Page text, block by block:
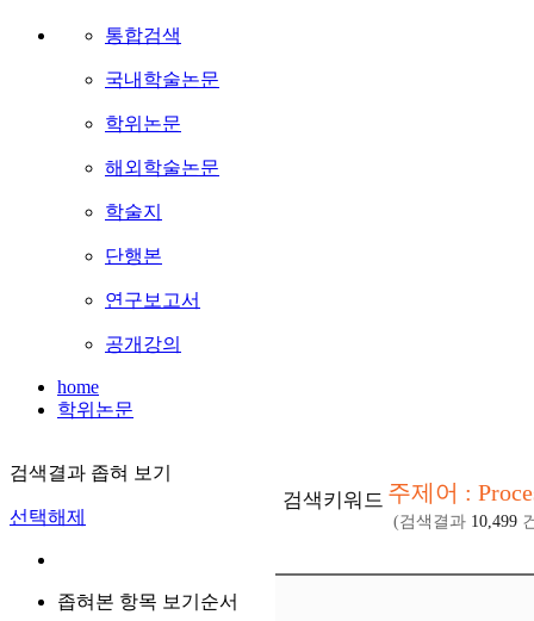
통합검색
국내학술논문
학위논문
해외학술논문
학술지
단행본
연구보고서
공개강의
home
학위논문
검색결과 좁혀 보기
선택해제
좁혀본 항목 보기순서
검색키워드 주제어 :
(검색결과 10,499